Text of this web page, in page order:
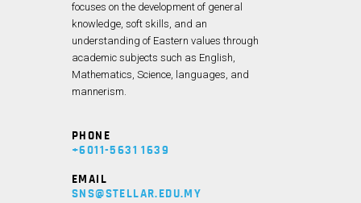
focuses on the development of general
knowledge, soft skills, and an
understanding of Eastern values through
academic subjects such as English,
Mathematics, Science, languages, and
mannerism.
PHONE
+6011-5631 1639
EMAIL
SNS@STELLAR.EDU.MY